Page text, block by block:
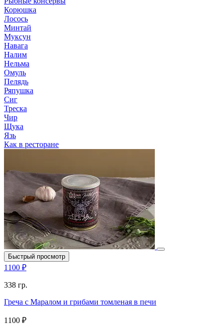
Корюшка
Лосось
Минтай
Муксун
Навага
Налим
Нельма
Омуль
Пелядь
Ряпушка
Сиг
Треска
Чир
Щука
Язь
Как в ресторане
Быстрый просмотр
1100 ₽
338 гр.
Греча с Маралом и грибами томленая в печи
1100 ₽